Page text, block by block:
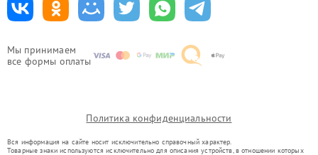
Мы принимаем
все формы оплаты
Политика конфиденциальности
Вся информация на сайте носит исключительно справочный характер.
Товарные знаки используются исключительно для описания устройств, в отношении которых